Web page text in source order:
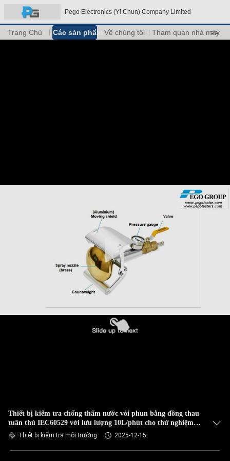
Pego Electronics (Yi Chun) Company Limited
Trang Chủ Các sản phẩm Về chúng tôi Tham quan nhà máy
>>
Thiết bị kiểm tra chống thấm nước vòi phun bằng đồng thau
tuân thủ IEC60529 với lưu lượng 10L/phút cho thử nghiệm
IPX3 và IPX4
Thiết bị kiểm tra môi trường 2025-12-15